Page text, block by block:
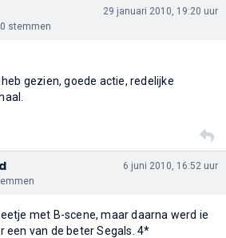
stemmen
29 januari 2010, 19:20 uur
gezien, goede actie, redelijke
6 juni 2010, 16:52 uur
met B-scene, maar daarna werd ie
een van de beter Segals. 4*